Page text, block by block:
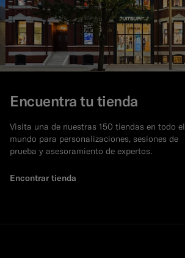
Encuentra tu tienda
Visita una de nuestras 150 tiendas en todo el
mundo para personalizaciones, sesiones de
prueba y asesoramiento de expertos.
Encontrar tienda